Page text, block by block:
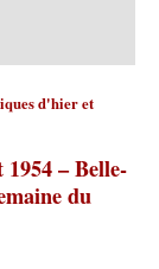
d'hier et
– Belle-
du